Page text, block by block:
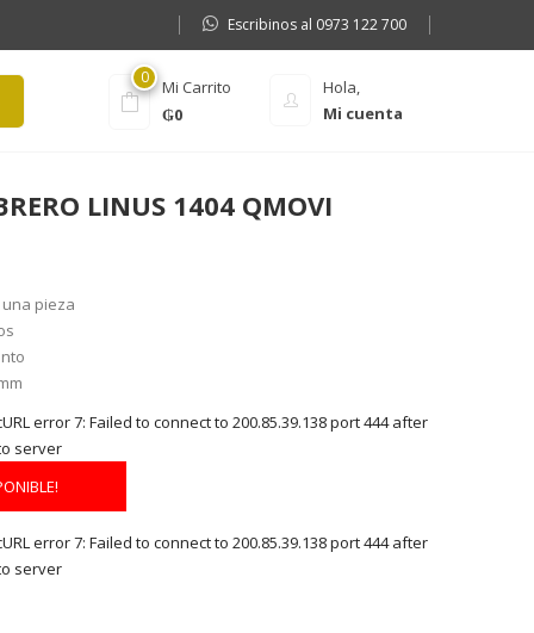
Escribinos al 0973 122 700
Hola,
Mi cuenta
0
Mi Carrito
₲0
LINUS 1404 QMOVI
pieza
error 7: Failed to connect to 200.85.39.138 port 444 after
server
error 7: Failed to connect to 200.85.39.138 port 444 after
server